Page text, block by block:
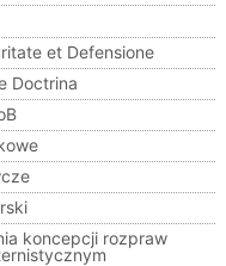
et Defensione
Doctrina
koncepcji rozpraw